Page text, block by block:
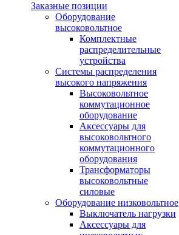
Заказные позиции
Оборудование
высоковольтное
Комплектные
распределительные
устройства
Системы распределения
высокого напряжения
Высоковольтное
коммутационное
оборудование
Аксессуары для
высоковольтного
коммутационного
оборудования
Трансформаторы
высоковольтные
силовые
Оборудование низковольтное
Выключатель нагрузки
Аксессуары для